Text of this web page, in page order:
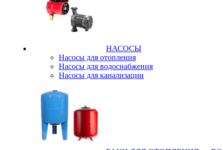
НАСОСЫ
Насосы для отопления
Насосы для водоснабжения
Насосы для канализации